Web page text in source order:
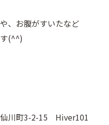
、お腹がすいたなど
(^^)
3-2-15 Hiver101